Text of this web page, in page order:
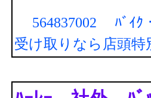
564837002 ﾊﾞｲｸ
受け取りなら店頭特